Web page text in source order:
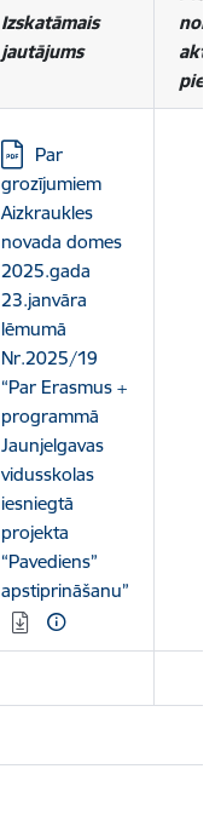
Izskatāmais
jautājums
akti,
Lejupielādēt:
Par
grozījumiem
Aizkraukles
novada domes
2025.gada
23.janvāra
lēmumā
Nr.2025/19
“Par Erasmus +
programmā
Jaunjelgavas
vidusskolas
iesniegtā
projekta
“Pavediens”
apstiprināšanu”